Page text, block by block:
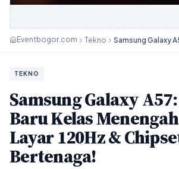
Eventbogor.com Tekno
TEKNO
Samsung Galaxy
Baru Kelas
Layar 120Hz &
Bertenaga!